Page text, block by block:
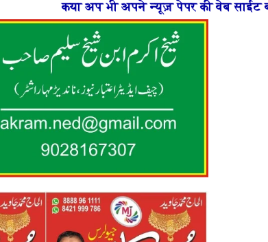
पेपर की वेब साईट बनाना चाहते है या फिर न्यूज़